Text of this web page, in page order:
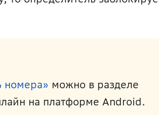
номера» можно в разделе
на платформе Android.